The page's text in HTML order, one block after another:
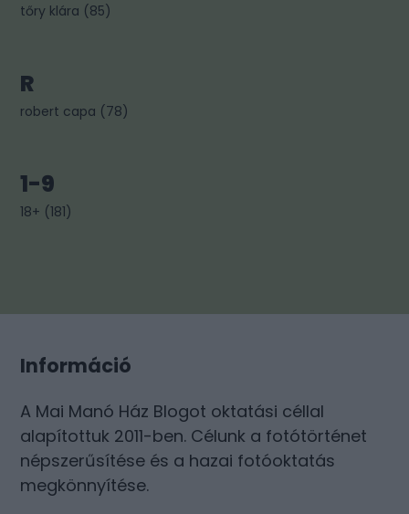
tőry klára (85)
R
robert capa (78)
1-9
18+ (181)
Információ
A Mai Manó Ház Blogot oktatási céllal
alapítottuk 2011-ben. Célunk a fotótörténet
népszerűsítése és a hazai fotóoktatás
megkönnyítése.